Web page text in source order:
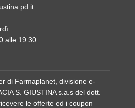
alle 19:30
di Farmaplanet, divisione e-
S. GIUSTINA s.a.s del dott.
le offerte ed i coupon